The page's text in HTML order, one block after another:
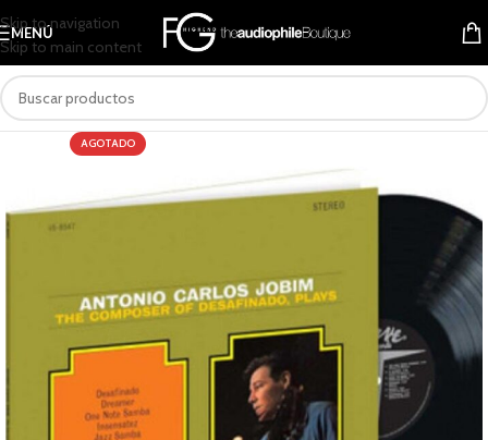
Skip to navigation
Skip to main content
MENÚ
AGOTADO